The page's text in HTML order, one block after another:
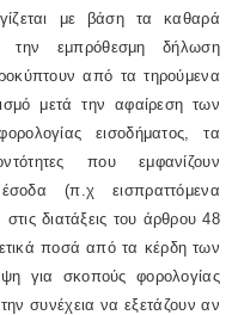
με βάση τα καθαρά
εμπρόθεσμη δήλωση
από τα τηρούμενα
μετά την αφαίρεση των
εισοδήματος, τα
που εμφανίζουν
(π.χ εισπραττόμενα
διατάξεις του άρθρου 48
ποσά από τα κέρδη των
για σκοπούς φορολογίας
συνέχεια να εξετάζουν αν